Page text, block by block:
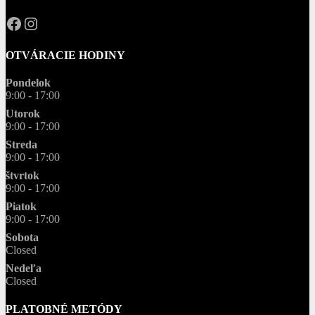
OPAL.drahokamy
opal.drahokamy
OTVÁRACIE HODINY
Pondelok
9:00 - 17:00
Utorok
9:00 - 17:00
Streda
9:00 - 17:00
štvrtok
9:00 - 17:00
Piatok
9:00 - 17:00
Sobota
Closed
Nedeľa
Closed
PLATOBNÉ METÓDY